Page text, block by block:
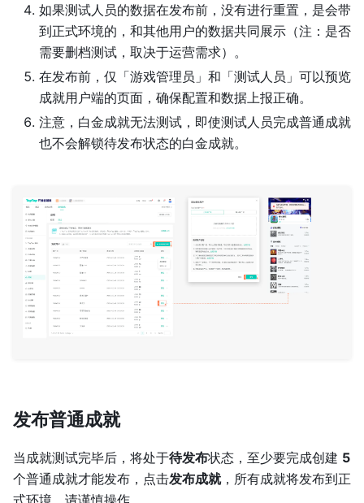
如果测试人员的数据在发布前，没有进行重置，是会带
到正式环境的，和其他用户的数据共同展示（注：是否
需要删档测试，取决于运营需求）。
在发布前，仅「游戏管理员」和「测试人员」可以预览
成就用户端的页面，确保配置和数据上报正确。
注意，白金成就无法测试，即使测试人员完成普通成就
也不会解锁待发布状态的白金成就。
发布普通成就
当成就测试完毕后，将处于待发布状态，至少要完成创建 5
个普通成就才能发布，点击发布成就，所有成就将发布到正
式环境，请谨慎操作。